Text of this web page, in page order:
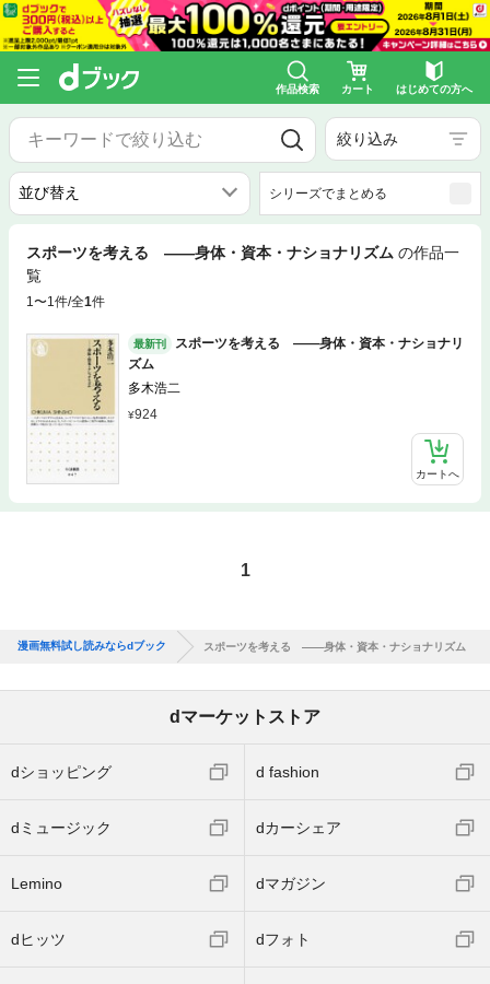
作品検索 カート はじめての方へ
絞り込み
シリーズでまとめる
スポーツを考える ――身体・資本・ナショナリズム の作品一
覧
1〜1件/全1件
最新刊
スポーツを考える ――身体・資本・ナショナリ
ズム
多木浩二
924
カートへ
1
漫画無料試し読みならdブック スポーツを考える ――身体・資本・ナショナリズム
dマーケットストア
dショッピング d fashion
dミュージック dカーシェア
Lemino dマガジン
dヒッツ dフォト